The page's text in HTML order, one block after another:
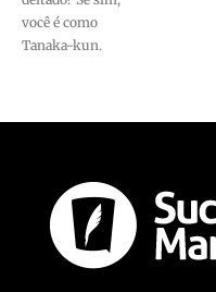
você é como
Tanaka-kun.